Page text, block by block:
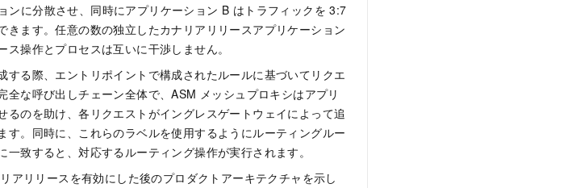
に分散させ、同時にアプリケーション B はトラフィックを 3:7
ます。任意の数の独立したカナリアリリースアプリケーション
操作とプロセスは互いに干渉しません。
る際、エントリポイントで構成されたルールに基づいてリクエ
な呼び出しチェーン全体で、ASM メッシュプロキシはアプリ
のを助け、各リクエストがイングレスゲートウェイによって追
。同時に、これらのラベルを使用するようにルーティングルー
致すると、対応するルーティング操作が実行されます。
アリリースを有効にした後のプロダクトアーキテクチャを示し